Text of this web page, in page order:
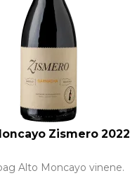
Zismero 2022
Alto Moncayo vinene.